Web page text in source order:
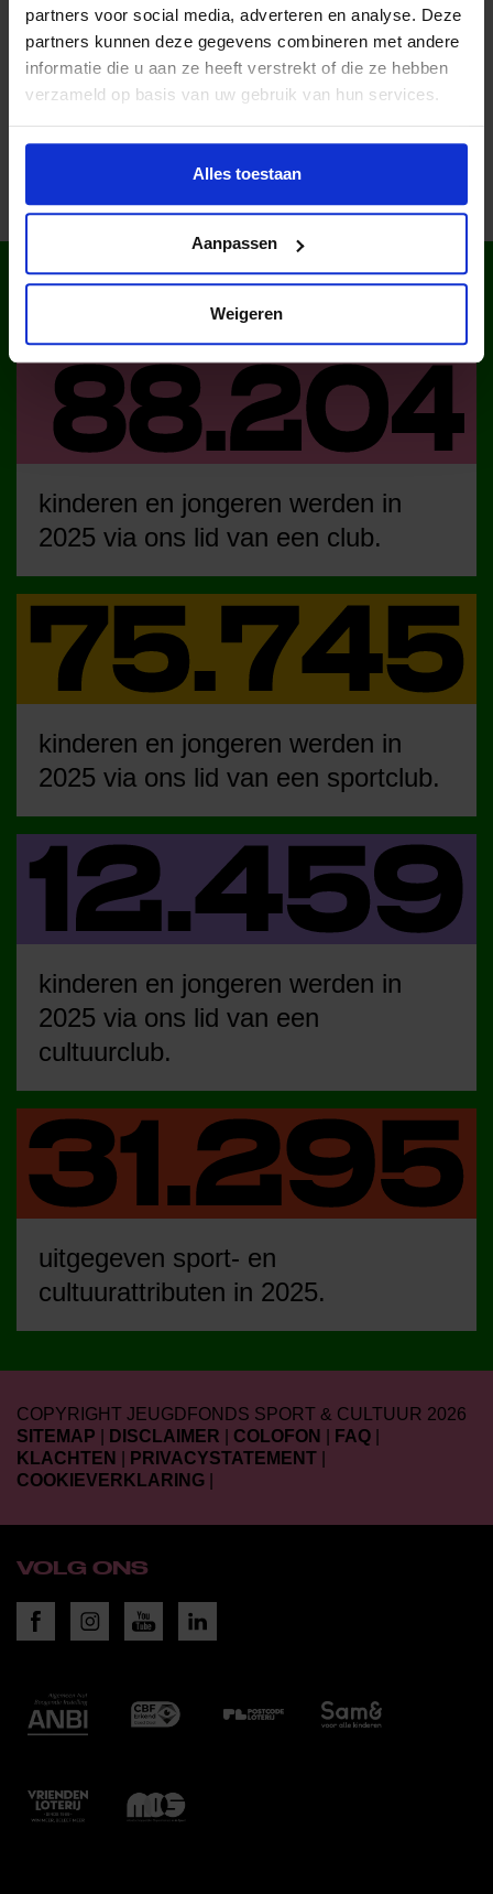
partners voor social media, adverteren en analyse. Deze
partners kunnen deze gegevens combineren met andere
informatie die u aan ze heeft verstrekt of die ze hebben
verzameld op basis van uw gebruik van hun services.
Alles toestaan
Aanpassen
Weigeren
Deel dit bericht op social media!
WIST JE DAT IN
NEDERLAND?
kinderen en jongeren werden in
2025 via ons lid van een club.
kinderen en jongeren werden in
2025 via ons lid van een sportclub.
kinderen en jongeren werden in
2025 via ons lid van een
cultuurclub.
uitgegeven sport- en
cultuurattributen in 2025.
COPYRIGHT JEUGDFONDS SPORT & CULTUUR 2026
SITEMAP
DISCLAIMER COLOFON FAQ
KLACHTEN
PRIVACYSTATEMENT
COOKIEVERKLARING
VOLG ONS